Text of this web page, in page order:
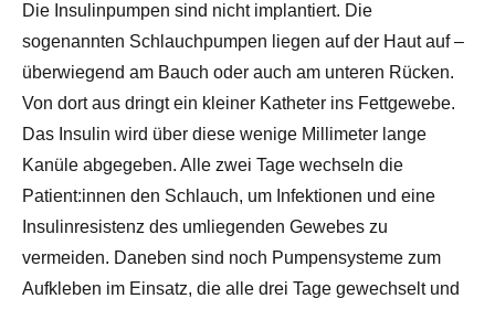
Die Insulinpumpen sind nicht implantiert. Die
sogenannten Schlauchpumpen liegen auf der Haut auf –
überwiegend am Bauch oder auch am unteren Rücken.
Von dort aus dringt ein kleiner Katheter ins Fettgewebe.
Das Insulin wird über diese wenige Millimeter lange
Kanüle abgegeben. Alle zwei Tage wechseln die
Patient:innen den Schlauch, um Infektionen und eine
Insulinresistenz des umliegenden Gewebes zu
vermeiden. Daneben sind noch Pumpensysteme zum
Aufkleben im Einsatz, die alle drei Tage gewechselt und